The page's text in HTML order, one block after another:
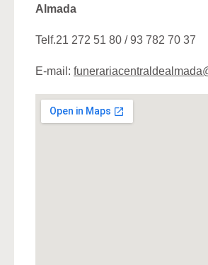
Almada
Telf.21 272 51 80 / 93 782 70 37
E-mail: